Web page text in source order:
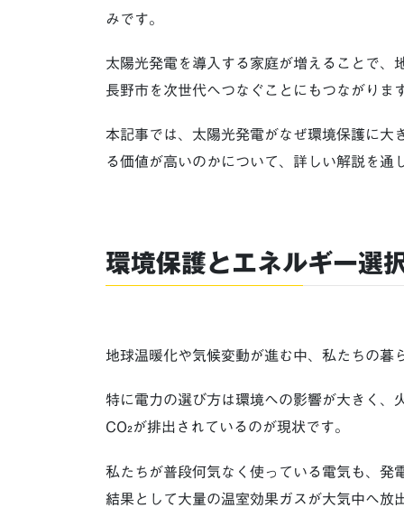
みです。
太陽光発電を導入する家庭が増えることで、
長野市を次世代へつなぐことにもつながりま
本記事では、太陽光発電がなぜ環境保護に大
る価値が高いのかについて、詳しい解説を通
環境保護とエネルギー選
地球温暖化や気候変動が進む中、私たちの暮
特に電力の選び方は環境への影響が大きく、
CO₂が排出されているのが現状です。
私たちが普段何気なく使っている電気も、発
結果として大量の温室効果ガスが大気中へ放